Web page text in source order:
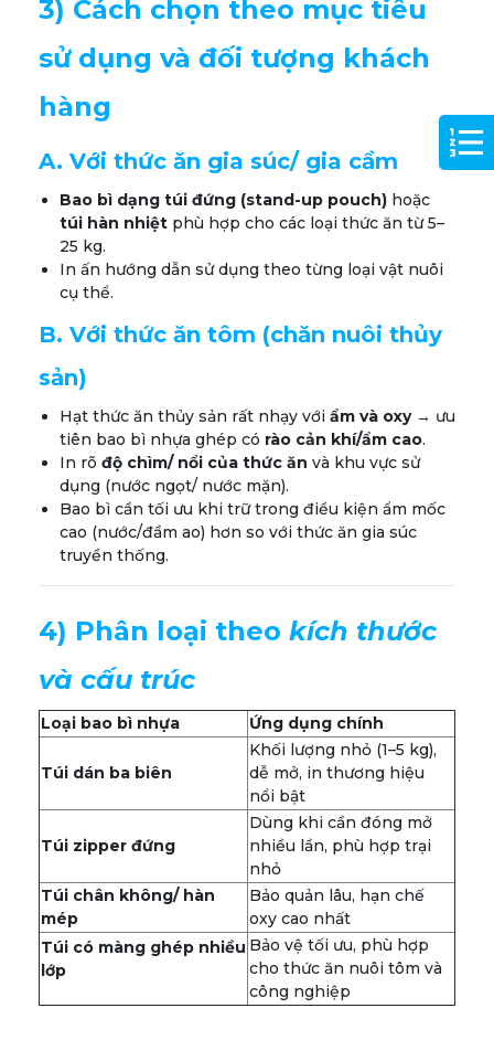
3) Cách chọn theo mục tiêu
sử dụng và đối tượng khách
hàng
A. Với thức ăn gia súc/ gia cầm
Bao bì dạng túi đứng (stand-up pouch)hoặc
túi hàn nhiệtphù hợp cho các loại thức ăn từ 5–
25 kg.
In ấn hướng dẫn sử dụng theo từng loại vật nuôi
cụ thể.
B. Với thức ăn tôm (chăn nuôi thủy
sản)
Hạt thức ăn thủy sản rất nhạy với ẩm và oxy→ ưu
tiên bao bì nhựa ghép có rào cản khí/ẩm cao.
In rõ độ chìm/ nổi của thức ăn và khu vực sử
dụng (nước ngọt/ nước mặn).
Bao bì cần tối ưu khi trữ trong điều kiện ẩm mốc
cao (nước/đầm ao) hơn so với thức ăn gia súc
truyền thống.
4) Phân loại theo kích thước
và cấu trúc
Loại bao bì nhựa Ứng dụng chính
Túi dán ba biên
Khối lượng nhỏ (1–5 kg),
dễ mở, in thương hiệu
nổi bật
Túi zipper đứng
Dùng khi cần đóng mở
nhiều lần, phù hợp trại
nhỏ
Túi chân không/ hàn
mép
Bảo quản lâu, hạn chế
oxy cao nhất
Túi có màng ghép nhiều
lớp
Bảo vệ tối ưu, phù hợp
cho thức ăn nuôi tôm và
công nghiệp